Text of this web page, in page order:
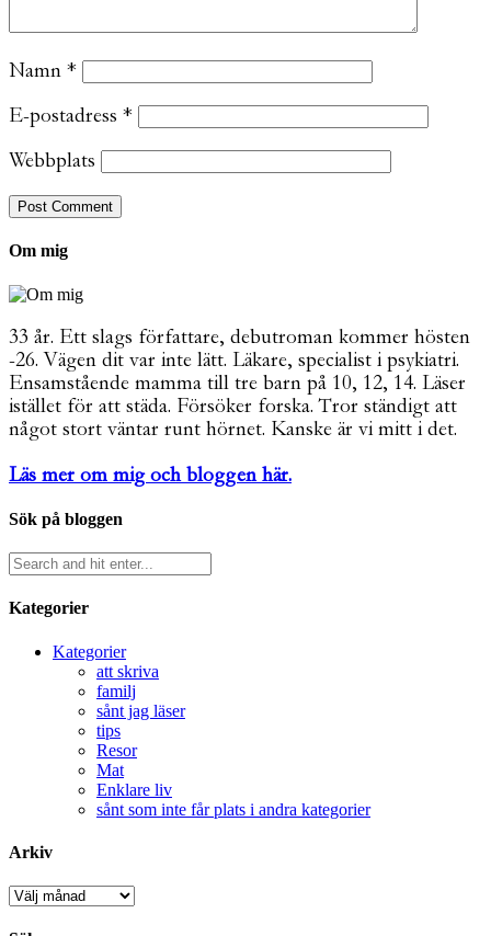
Namn *
E-postadress *
Webbplats
Om mig
33 år. Ett slags författare, debutroman kommer hösten
-26. Vägen dit var inte lätt. Läkare, specialist i psykiatri.
Ensamstående mamma till tre barn på 10, 12, 14. Läser
istället för att städa. Försöker forska. Tror ständigt att
något stort väntar runt hörnet. Kanske är vi mitt i det.
Läs mer om mig och bloggen här.
Sök på bloggen
Kategorier
Kategorier
att skriva
familj
sånt jag läser
tips
Resor
Mat
Enklare liv
sånt som inte får plats i andra kategorier
Arkiv
Arkiv